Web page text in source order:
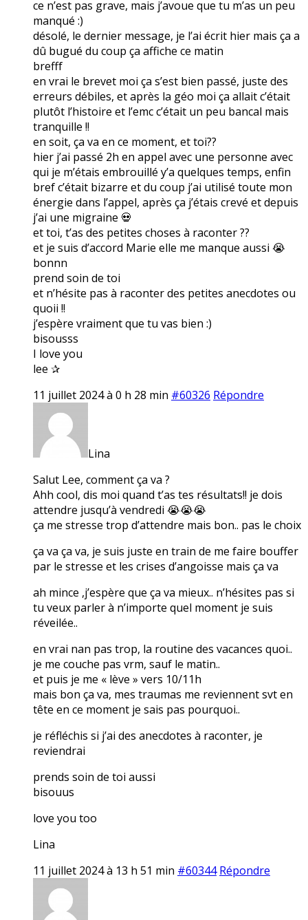
ce n’est pas grave, mais j’avoue que tu m’as un peu
manqué :)
désolé, le dernier message, je l’ai écrit hier mais ça a
dû bugué du coup ça affiche ce matin
brefff
en vrai le brevet moi ça s’est bien passé, juste des
erreurs débiles, et après la géo moi ça allait c’était
plutôt l’histoire et l’emc c’était un peu bancal mais
tranquille !!
en soit, ça va en ce moment, et toi??
hier j’ai passé 2h en appel avec une personne avec
qui je m’étais embrouillé y’a quelques temps, enfin
bref c’était bizarre et du coup j’ai utilisé toute mon
énergie dans l’appel, après ça j’étais crevé et depuis
j’ai une migraine 💀
et toi, t’as des petites choses à raconter ??
et je suis d’accord Marie elle me manque aussi 😭
bonnn
prend soin de toi
et n’hésite pas à raconter des petites anecdotes ou
quoii !!
j’espère vraiment que tu vas bien :)
bisousss
I love you
lee ✰
11 juillet 2024 à 0 h 28 min #60326 Répondre
Lina
Salut Lee, comment ça va ?
Ahh cool, dis moi quand t’as tes résultats!! je dois
attendre jusqu’à vendredi 😭😭😭
ça me stresse trop d’attendre mais bon.. pas le choix
ça va ça va, je suis juste en train de me faire bouffer
par le stresse et les crises d’angoisse mais ça va
ah mince ,j’espère que ça va mieux.. n’hésites pas si
tu veux parler à n’importe quel moment je suis
réveilée..
en vrai nan pas trop, la routine des vacances quoi..
je me couche pas vrm, sauf le matin..
et puis je me « lève » vers 10/11h
mais bon ça va, mes traumas me reviennent svt en
tête en ce moment je sais pas pourquoi..
je réfléchis si j’ai des anecdotes à raconter, je
reviendrai
prends soin de toi aussi
bisouus
love you too
Lina
11 juillet 2024 à 13 h 51 min #60344 Répondre